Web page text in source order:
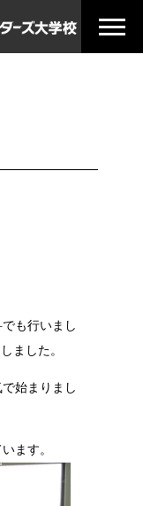
も行いまし
ました。
始まりまし
ます。